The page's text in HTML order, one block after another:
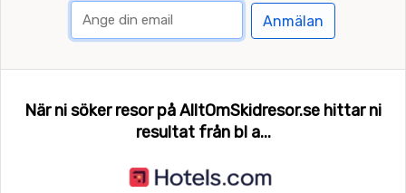
Anmälan
När ni söker resor på AlltOmSkidresor.se hittar ni
resultat från bl a...